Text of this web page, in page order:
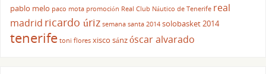
pablo melo paco mota promoción Real Club Náutico de Tenerife real
madrid ricardo úriz semana santa 2014 solobasket 2014
tenerife toni flores xisco sánzóscar alvarado